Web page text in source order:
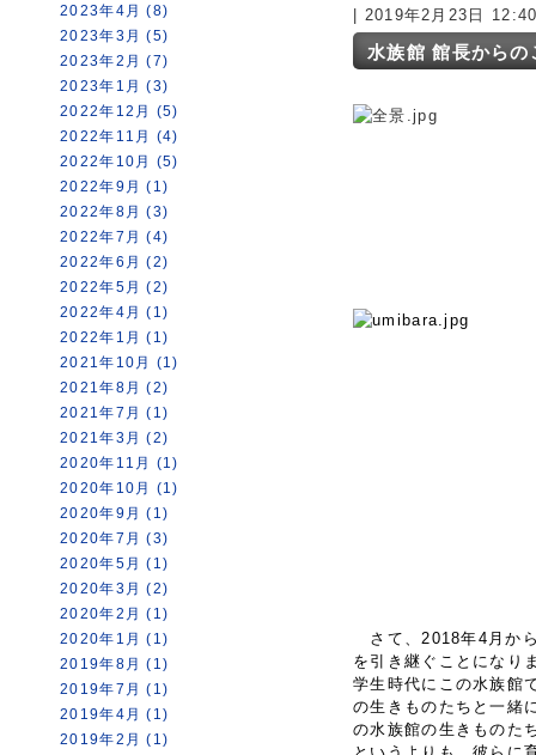
2023年4月 (8)
2023年3月 (5)
2023年2月 (7)
2023年1月 (3)
2022年12月 (5)
2022年11月 (4)
2022年10月 (5)
2022年9月 (1)
2022年8月 (3)
2022年7月 (4)
2022年6月 (2)
2022年5月 (2)
2022年4月 (1)
2022年1月 (1)
2021年10月 (1)
2021年8月 (2)
2021年7月 (1)
2021年3月 (2)
2020年11月 (1)
2020年10月 (1)
2020年9月 (1)
2020年7月 (3)
2020年5月 (1)
2020年3月 (2)
2020年2月 (1)
2020年1月 (1)
2019年8月 (1)
2019年7月 (1)
2019年4月 (1)
2019年2月 (1)
| 2019年2月23日
水族館 館長からの
さて、2018年4月か
を引き継ぐことになり
学生時代にこの水族館
の生きものたちと一緒
の水族館の生きものた